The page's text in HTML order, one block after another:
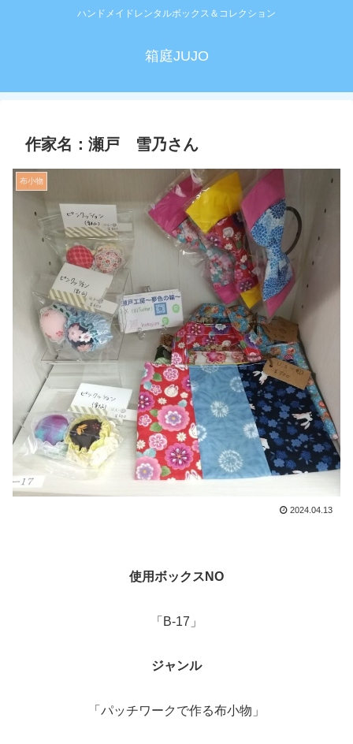
ハンドメイドレンタルボックス＆コレクション
箱庭JUJO
作家名：瀬戸 雪乃さん
布小物
2024.04.13
使用ボックスNO
「B-17」
ジャンル
「パッチワークで作る布小物」